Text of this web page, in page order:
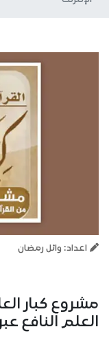
اعداد: وائل رمضان
العلم النافع